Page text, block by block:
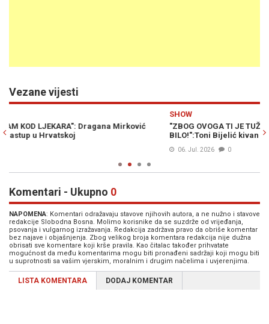
Vezane vijesti
"ZBOG OVOGA TI JE TUŽAN PERIOD, DRAGANA, SRAM TE
BILO!":Toni Bijelić kivan na bivšu suprugu
Komentari - Ukupno 0
NAPOMENA: Komentari odražavaju stavove njihovih autora, a ne nužno i stavove
redakcije Slobodna Bosna. Molimo korisnike da se suzdrže od vrijeđanja,
psovanja i vulgarnog izražavanja. Redakcija zadržava pravo da obriše komentar
bez najave i objašnjenja. Zbog velikog broja komentara redakcija nije dužna
obrisati sve komentare koji krše pravila. Kao čitalac također prihvatate
mogućnost da među komentarima mogu biti pronađeni sadržaji koji mogu biti
u suprotnosti sa vašim vjerskim, moralnim i drugim načelima i uvjerenjima.
LISTA KOMENTARA DODAJ KOMENTAR